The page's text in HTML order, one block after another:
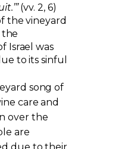
(vv. 2, 6)
the vineyard
the
Israel was
to its sinful
song of
care and
over the
are
due to their